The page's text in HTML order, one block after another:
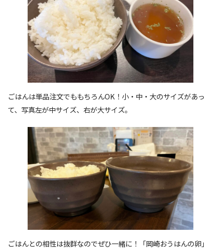
ごはんは単品注文でももちろんOK！小・中・大のサイズがあっ
て、写真左が中サイズ、右が大サイズ。
ごはんとの相性は抜群なのでぜひ一緒に！「岡崎おうはんの卵」